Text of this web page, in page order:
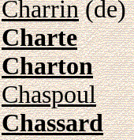
Charrin(de)
Charte
Charton
Chaspoul
Chassard